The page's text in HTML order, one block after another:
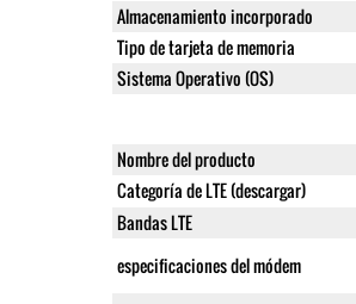
Almacenamiento incorporado
Tipo de tarjeta de memoria
Sistema Operativo (OS)
Nombre del producto
Categoría de LTE (descargar)
Bandas LTE
especificaciones del módem